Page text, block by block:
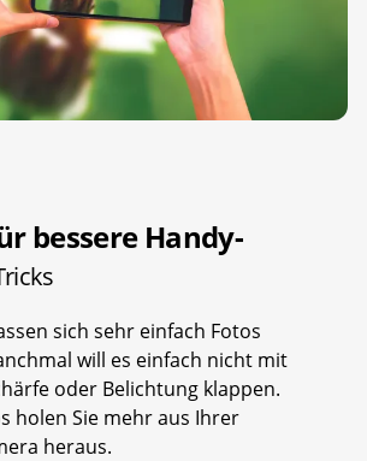
bessere Handy-
sich sehr einfach Fotos
will es einfach nicht mit
oder Belichtung klappen.
holen Sie mehr aus Ihrer
heraus.